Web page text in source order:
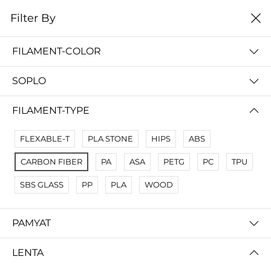
0
No Results
Not Found Filters1
Not Found Filters2
Filter By
FILAMENT-COLOR
SOPLO
FILAMENT-TYPE
FLEXABLE-T PLA STONE HIPS ABS
CARBON FIBER PA ASA PETG PC TPU
SBS GLASS PP PLA WOOD
PAMYAT
LENTA